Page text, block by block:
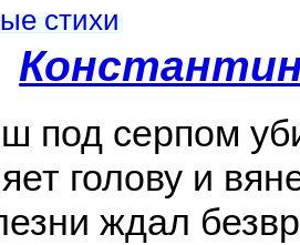
стихи
под серпом
голову и
ждал